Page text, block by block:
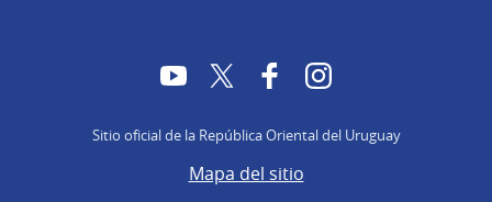
YouTubeTwitter FacebookInstagram
Sitio oficial de la República Oriental del Uruguay
Mapa del sitio